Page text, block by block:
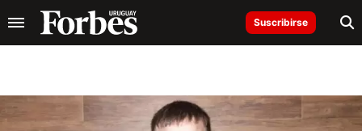
Suscribirse